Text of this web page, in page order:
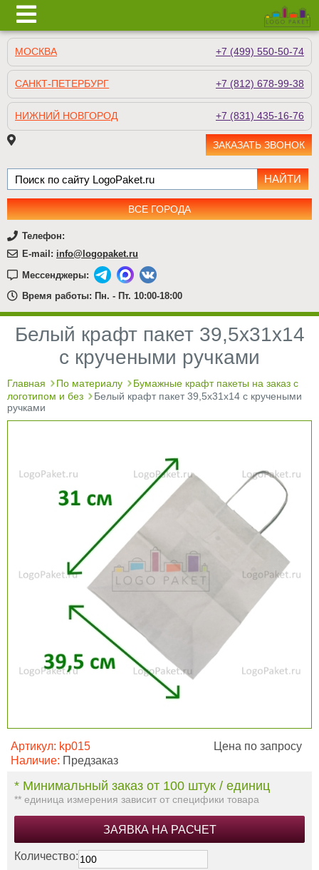
МОСКВА +7 (499) 550-50-74
САНКТ-ПЕТЕРБУРГ +7 (812) 678-99-38
НИЖНИЙ НОВГОРОД +7 (831) 435-16-76
ЗАКАЗАТЬ ЗВОНОК
ВСЕ ГОРОДА
Телефон:
E-mail: info@logopaket.ru
Мессенджеры:
Время работы: Пн. - Пт. 10:00-18:00
Белый крафт пакет 39,5х31х14
с кручеными ручками
Главная По материалу
Бумажные крафт пакеты на заказ с
логотипом и без
Белый крафт пакет 39,5х31х14 с кручеными
ручками
Артикул: kp015
Наличие: Предзаказ
Цена по запросу
* Минимальный заказ от 100 штук / единиц
** единица измерения зависит от специфики товара
ЗАЯВКА НА РАСЧЕТ
Количество: